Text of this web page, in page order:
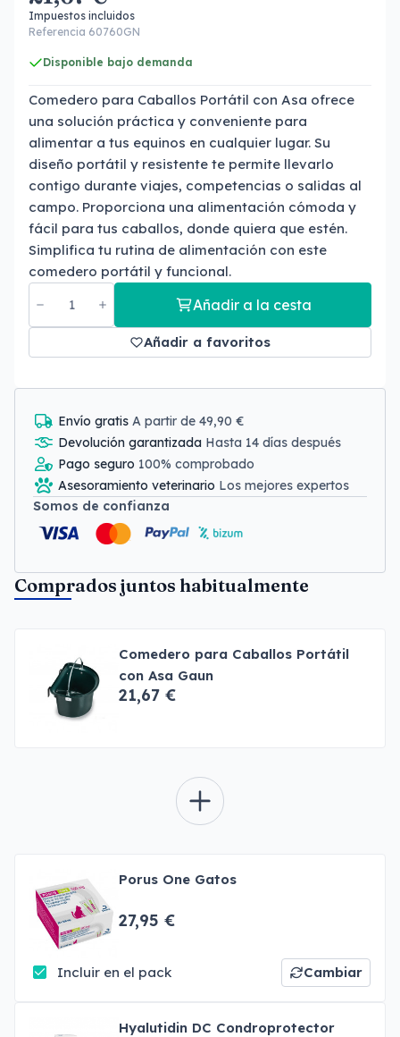
Impuestos incluidos
Referencia 60760GN
Disponible bajo demanda
Comedero para Caballos Portátil con Asa ofrece
una solución práctica y conveniente para
alimentar a tus equinos en cualquier lugar. Su
diseño portátil y resistente te permite llevarlo
contigo durante viajes, competencias o salidas al
campo. Proporciona una alimentación cómoda y
fácil para tus caballos, donde quiera que estén.
Simplifica tu rutina de alimentación con este
comedero portátil y funcional.
Añadir a la cesta
Añadir a favoritos
Envío gratis A partir de 49,90 €
Devolución garantizada Hasta 14 días después
Pago seguro 100% comprobado
Asesoramiento veterinario Los mejores expertos
Somos de confianza
Comprados juntos habitualmente
Comedero para Caballos Portátil
con Asa Gaun
21,67 €
Porus One Gatos
27,95 €
Incluir en el pack Cambiar
Hyalutidin DC Condroprotector